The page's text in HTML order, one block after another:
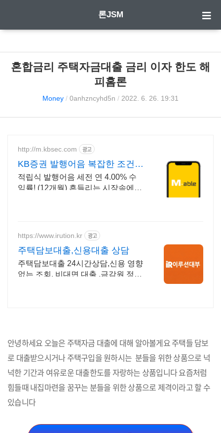
론JSM
혼합금리 주택자금대출 금리 이자 한도 해
피홈론
Money / 0anhzncyhd5n / 2022. 6. 26. 19:31
http://m.kbsec.com 광고
KB증권 발행어음 복잡한 조건없
이 누구나
적립식 발행어음 세전 연 4.00% 수
익률! (12개월) 흔들리는 시장속에서
https://www.irution.kr 광고
주택담보대출,신용대출 상담
주택담보대출 24시간상담,신용 영향
없는 조회, 비대면 대출 ,금감원 정식
안녕하세요 오늘은 주택자금 대출에 대해 알아볼게요 주택들 담보
로 대출받으시거나 주택구입을 원하시는 분들을 위한 상품으로 넉
넉한 기간과 여유로운 대출한도를 자랑하는 상품입니다 요즘처럼
힘들때 내집마련을 꿈꾸는 분들을 위한 상품으로 제격이라고 할 수
있습니다